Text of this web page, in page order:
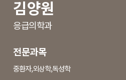
김양원
응급의학과
전문과목
중환자,외상학,독성학